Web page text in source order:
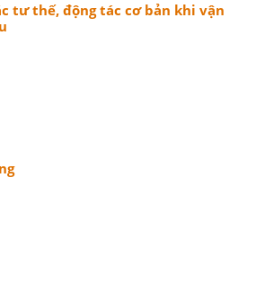
tư thế, động tác cơ bản khi vận